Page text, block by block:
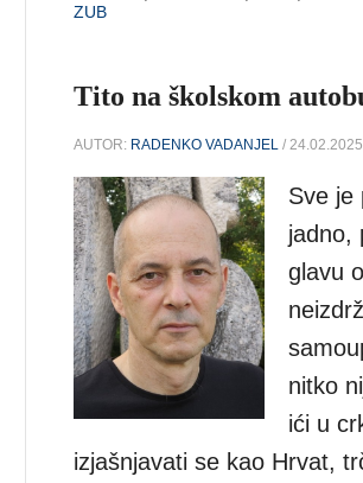
ZUB
Tito na školskom
AUTOR: RADENKO VADANJEL /
Sve je
jadno,
glavu
nitko
ići u
izjašnjavati se kao Hrvat,